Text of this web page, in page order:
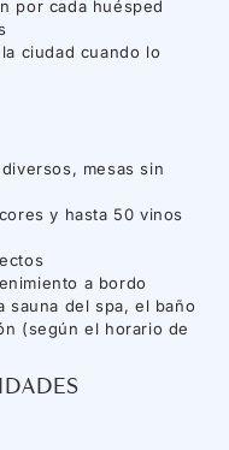
por cada huésped
ciudad cuando lo
mesas sin
y hasta 50 vinos
a bordo
sauna del spa, el baño
(según el horario de